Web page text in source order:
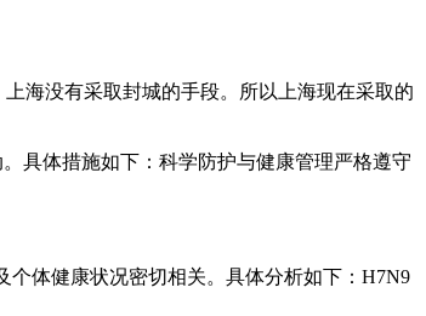
海没有采取封城的手段。所以上海现在采取的
具体措施如下：科学防护与健康管理严格遵守
体健康状况密切相关。具体分析如下：H7N9